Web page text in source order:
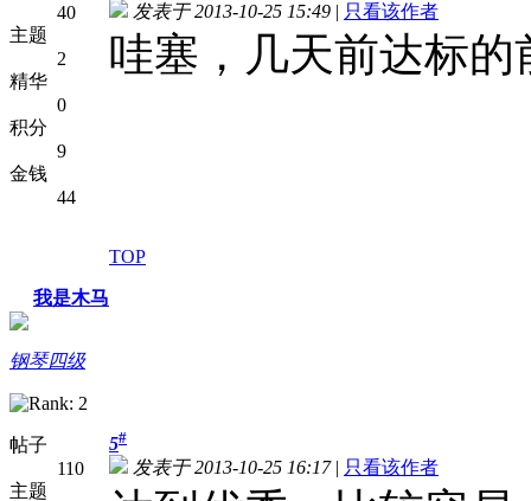
40
主题
2
精华
0
积分
9
金钱
44
发表于 2013-10-25 15:49 | 只看该作者
哇塞，几天前达标的
TOP
我是木马
钢琴四级
帖子
110
主题
5#
发表于 2013-10-25 16:17| 只看该作者